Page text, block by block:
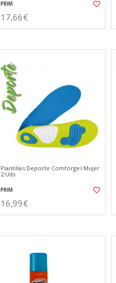
PRIM
17,66€
Plantillas Deporte Comforgel Mujer
2 Uds
PRIM
16,99€